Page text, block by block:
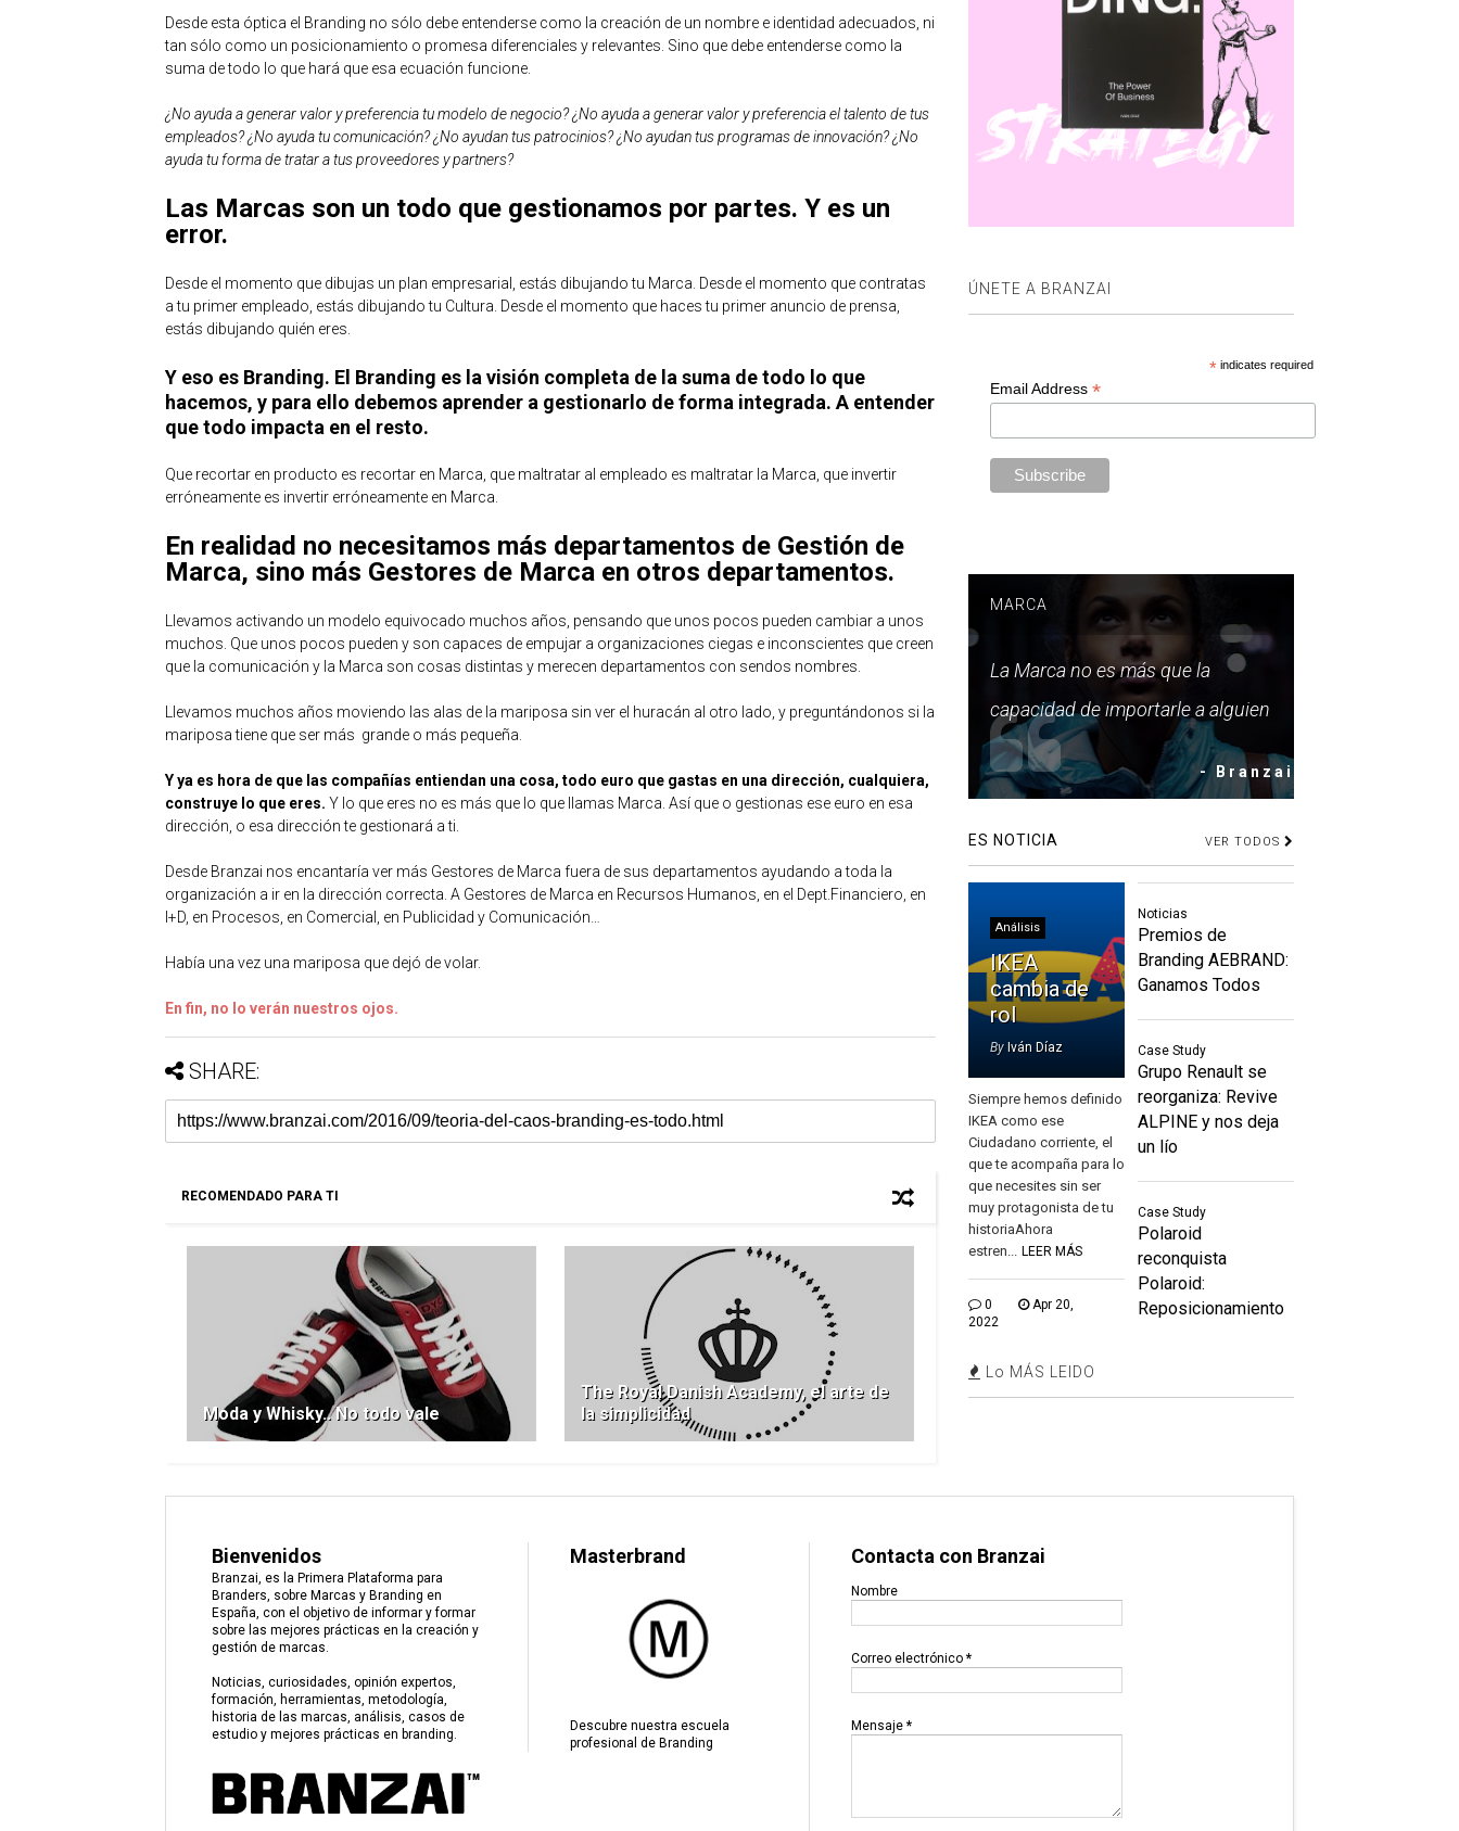
Desde esta óptica el Branding no sólo debe entenderse como la creación de un nombre e identidad adecuados, ni
tan sólo como un posicionamiento o promesa diferenciales y relevantes. Sino que debe entenderse como la
suma de todo lo que hará que esa ecuación funcione.
¿No ayuda a generar valor y preferencia tu modelo de negocio? ¿No ayuda a generar valor y preferencia el talento de tus
empleados? ¿No ayuda tu comunicación? ¿No ayudan tus patrocinios? ¿No ayudan tus programas de innovación? ¿No
ayuda tu forma de tratar a tus proveedores y partners?
Las Marcas son un todo que gestionamos por partes. Y es un
error.
Desde el momento que dibujas un plan empresarial, estás dibujando tu Marca. Desde el momento que contratas
a tu primer empleado, estás dibujando tu Cultura. Desde el momento que haces tu primer anuncio de prensa,
estás dibujando quién eres.
Y eso es Branding. El Branding es la visión completa de la suma de todo lo que
hacemos, y para ello debemos aprender a gestionarlo de forma integrada. A entender
que todo impacta en el resto.
Que recortar en producto es recortar en Marca, que maltratar al empleado es maltratar la Marca, que invertir
erróneamente es invertir erróneamente en Marca.
En realidad no necesitamos más departamentos de Gestión de
Marca, sino más Gestores de Marca en otros departamentos.
Llevamos activando un modelo equivocado muchos años, pensando que unos pocos pueden cambiar a unos
muchos. Que unos pocos pueden y son capaces de empujar a organizaciones ciegas e inconscientes que creen
que la comunicación y la Marca son cosas distintas y merecen departamentos con sendos nombres.
Llevamos muchos años moviendo las alas de la mariposa sin ver el huracán al otro lado, y preguntándonos si la
mariposa tiene que ser más grande o más pequeña.
Y ya es hora de que las compañías entiendan una cosa, todo euro que gastas en una dirección, cualquiera,
construye lo que eres. Y lo que eres no es más que lo que llamas Marca. Así que o gestionas ese euro en esa
dirección, o esa dirección te gestionará a ti.
Desde Branzai nos encantaría ver más Gestores de Marca fuera de sus departamentos ayudando a toda la
organización a ir en la dirección correcta. A Gestores de Marca en Recursos Humanos, en el Dept.Financiero, en
I+D, en Procesos, en Comercial, en Publicidad y Comunicación…
Había una vez una mariposa que dejó de volar.
En fin, no lo verán nuestros ojos.
SHARE:
RECOMENDADO PARA TI
Moda y Whisky.. No todo vale
The Royal Danish Academy, el arte de
la simplicidad
ÚNETE A BRANZAI
*indicates required
Email Address *
MARCA
La Marca no es más que la
capacidad de importarle a alguien
- Branzai
ES NOTICIA VER TODOS
Análisis
IKEA
cambia de
rol
By Iván Díaz
Siempre hemos definido
IKEA como ese
Ciudadano corriente, el
que te acompaña para lo
que necesites sin ser
muy protagonista de tu
historiaAhora
estren...
LEER MÁS
0
Apr 20,
2022
Noticias
Premios de
Branding AEBRAND:
Ganamos Todos
Case Study
Grupo Renault se
reorganiza: Revive
ALPINE y nos deja
un lío
Case Study
Polaroid
reconquista
Polaroid:
Reposicionamiento
Lo MÁS LEIDO
Bienvenidos
Branzai, es la Primera Plataforma para
Branders, sobre Marcas y Branding en
España, con el objetivo de informar y formar
sobre las mejores prácticas en la creación y
gestión de marcas.
Noticias, curiosidades, opinión expertos,
formación, herramientas, metodología,
historia de las marcas, análisis, casos de
estudio y mejores prácticas en branding.
Masterbrand
Descubre nuestra escuela
profesional de Branding
Contacta con Branzai
Nombre
Correo electrónico *
Mensaje *